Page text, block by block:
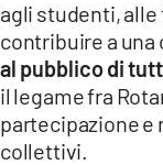
agli studenti, alle
contribuire a una
al pubblico di
il legame fra
partecipazione e
collettivi.